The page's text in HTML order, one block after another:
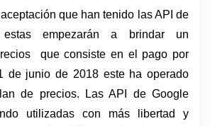
que han tenido las API de
empezarán a brindar un
que consiste en el pago por
de junio de 2018 este ha operado
de precios. Las API de Google
utilizadas con más libertad y